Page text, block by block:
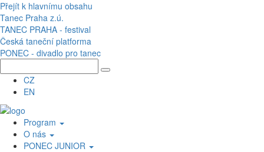
Přejít k hlavnímu obsahu
Tanec Praha z.ú.
TANEC PRAHA - festival
Česká taneční platforma
PONEC - divadlo pro tanec
CZ
EN
Program
O nás
PONEC JUNIOR